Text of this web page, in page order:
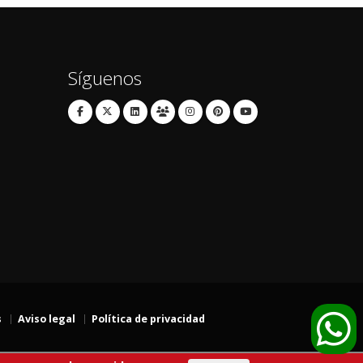
Síguenos
Aviso legal
Política de privacidad